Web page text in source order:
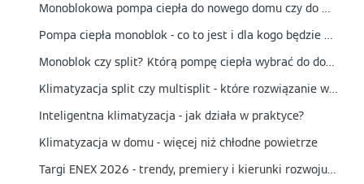
Monoblokowa pompa ciepła do nowego domu czy do modernizacji? Kiedy to najlepszy wybór?
Pompa ciepła monoblok - co to jest i dla kogo będzie najlepszym wyborem?
Monoblok czy split? Którą pompę ciepła wybrać do domu?
Klimatyzacja split czy multisplit - które rozwiązanie wybrać?
Inteligentna klimatyzacja - jak działa w praktyce?
Klimatyzacja w domu - więcej niż chłodne powietrze
Targi ENEX 2026 - trendy, premiery i kierunki rozwoju energetyki